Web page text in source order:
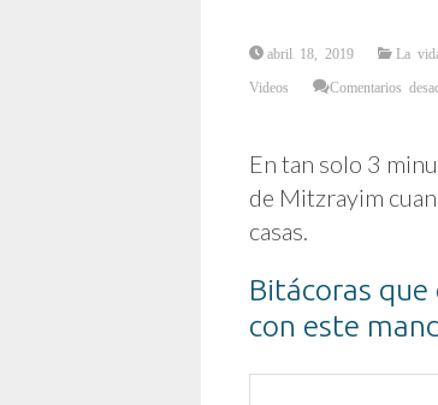
abril 18, 2019 La
Videos Comentarios
En tan solo 3
de Mitzrayim
casas.
Bitácoras
con este